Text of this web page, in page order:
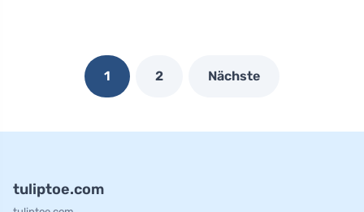
1 2 Nächste
tuliptoe.com